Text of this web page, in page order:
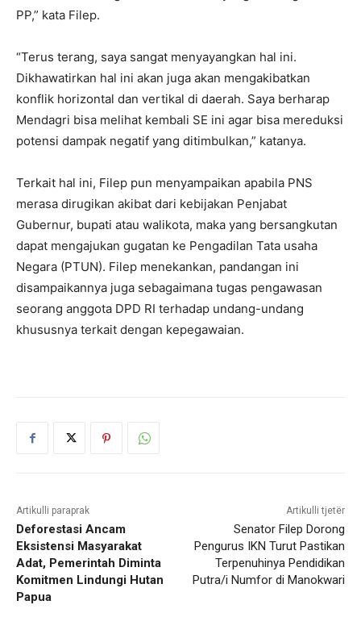
PP,” kata Filep.
“Terus terang, saya sangat menyayangkan hal ini.
Dikhawatirkan hal ini akan juga akan mengakibatkan
konflik horizontal dan vertikal di daerah. Saya berharap
Mendagri bisa melihat kembali SE ini agar bisa mereduksi
potensi dampak negatif yang ditimbulkan,” katanya.
Terkait hal ini, Filep pun menyampaikan apabila PNS
merasa dirugikan akibat dari kebijakan Penjabat
Gubernur, bupati atau walikota, maka yang bersangkutan
dapat mengajukan gugatan ke Pengadilan Tata usaha
Negara (PTUN). Filep menekankan, pandangan ini
disampaikannya juga sebagaimana tugas pengawasan
seorang anggota DPD RI terhadap undang-undang
khususnya terkait dengan kepegawaian.
Artikulli paraprak
Deforestasi Ancam
Eksistensi Masyarakat
Adat, Pemerintah Diminta
Komitmen Lindungi Hutan
Papua
Artikulli tjetër
Senator Filep Dorong
Pengurus IKN Turut Pastikan
Terpenuhinya Pendidikan
Putra/i Numfor di Manokwari